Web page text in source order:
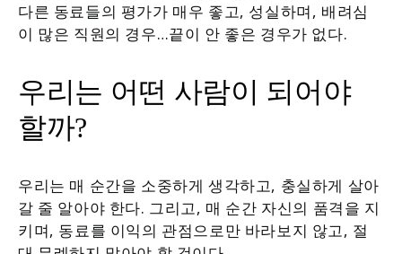
다른 동료들의 평가가 매우 좋고, 성실하며, 배려심
이 많은 직원의 경우…끝이 안 좋은 경우가 없다.
우리는 어떤 사람이 되어야
할까?
우리는 매 순간을 소중하게 생각하고, 충실하게 살아
갈 줄 알아야 한다. 그리고, 매 순간 자신의 품격을 지
키며, 동료를 이익의 관점으로만 바라보지 않고, 절